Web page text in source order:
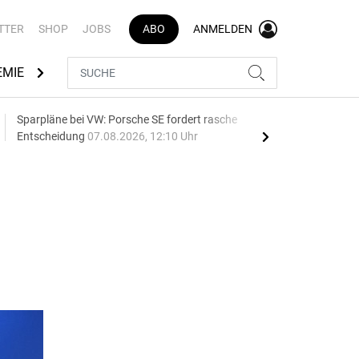
SHOP JOBS ABO ANMELDEN
AUTOMARKEN
Sparpläne bei VW: Porsche SE fordert rasche
Entscheidung 07.08.2026, 12:10 Uhr